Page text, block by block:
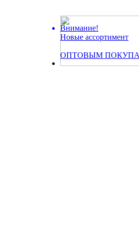
Внимание!
Новые ассортимент
ОПТОВЫМ